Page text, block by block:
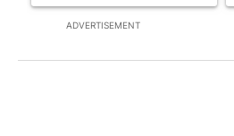
ADVERTISEMENT